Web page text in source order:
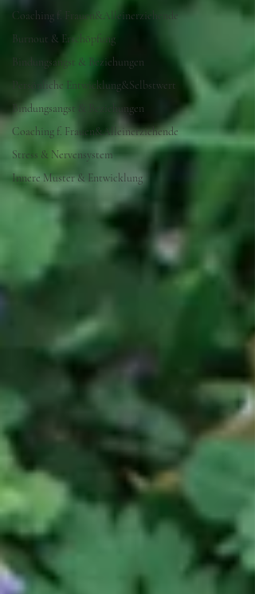
Coaching f. Frauen&Alleinerziehende
Burnout & Erschöpfung
Bindungsangst & Beziehungen
Persönliche Entwicklung&Selbstwert
Bindungsangst & Beziehungen
Coaching f. Frauen&Alleinerziehende
Stress & Nervensystem
Innere Muster & Entwicklung